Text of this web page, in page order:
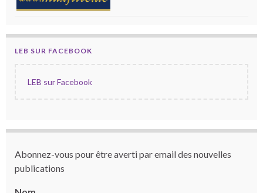
LEB SUR FACEBOOK
LEB sur Facebook
Abonnez-vous pour être averti par email des nouvelles
publications